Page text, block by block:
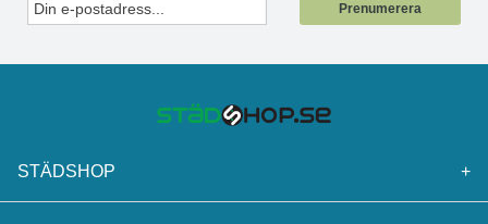
Prenumerera
STÄDSHOP +